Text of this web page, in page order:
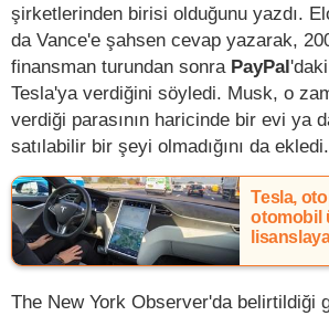
şirketlerinden birisi olduğunu yazdı.
da Vance'e şahsen cevap yazarak,
finansman turundan sonra PayPal
Tesla'ya verdiğini söyledi. Musk, o
verdiği parasının haricinde bir evi ya
satılabilir bir şeyi olmadığını da ekledi.
Tesla,
otomobil
The New York Observer'da belirtildiği